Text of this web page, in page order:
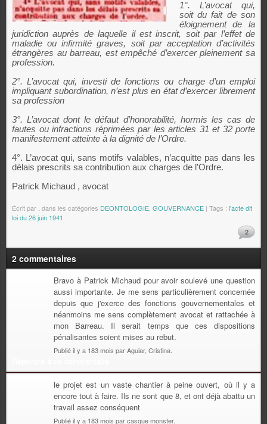
1°. L’avocat qui,
soit du fait de son
éloignement de la
juridiction auprès de laquelle il est inscrit, soit par l’effet de
maladie ou infirmité graves, soit par acceptation d’activités
étrangères au barreau, est empêché d’exercer pleinement sa
profession.
2°. L’avocat qui, investi de fonctions ou charge d’un emploi
impliquant subordination, n’est plus en état d’exercer librement
sa profession
3°. L’avocat dont le défaut d’honorabilité, hormis les cas de
fautes ou infractions réprimées par les articles 31 et 32 porte
manifestement atteinte à la dignité de l’Ordre.
4°. L’avocat qui, sans motifs valables, n’acquitte pas dans les
délais prescrits sa contribution aux charges de l’Ordre.
Patrick Michaud , avocat
Écrit par dans les catégories DEONTOLOGIE GOUVERNANCE | Tags : l'acte dit
loi du 26 juin 1941
2
2 commentaires
Bravo à Patrick Michaud pour avoir soulevé une question
aussi importante. Je me sens particulièrement concernée
depuis que j'exerce des fonctions gouvernementales et
néanmoins me sens complètement avocat et rattachée à
mon Barreau. Il serait temps que ces dispositions
pénalisantes soient mises au rebut.
Publié il y a 183 mois par Aguiar, Cristina.
le projet est un vaste chantier à peine ouvert, où il y a
encore tout à faire. Ils ne sont que 8, et ont déjà abattu un
travail assez conséquent
Publié il y a 183 mois par casque monster.